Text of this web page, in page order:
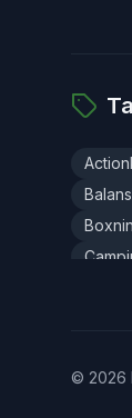
© 2026